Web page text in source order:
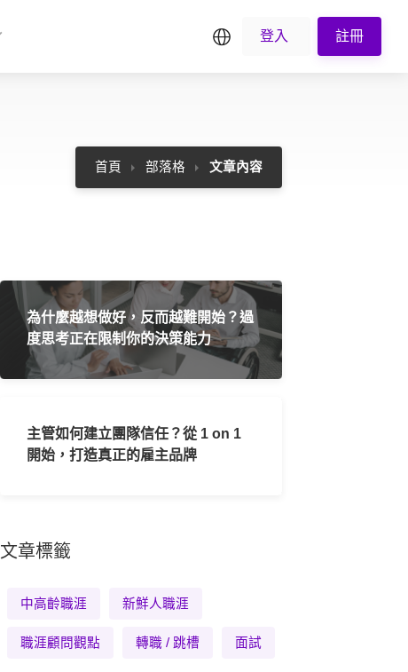
繁中登入 註冊
首頁 部落格 文章內容
為什麼越想做好，反而越難開始？過
度思考正在限制你的決策能力
主管如何建立團隊信任？從 1 on 1
開始，打造真正的雇主品牌
文章標籤
中高齡職涯 新鮮人職涯
職涯顧問觀點 轉職 / 跳槽 面試